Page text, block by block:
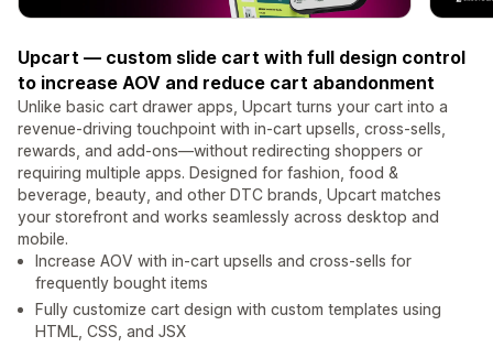
Upcart — custom slide cart with full design control
to increase AOV and reduce cart abandonment
Unlike basic cart drawer apps, Upcart turns your cart into a
revenue-driving touchpoint with in-cart upsells, cross-sells,
rewards, and add-ons—without redirecting shoppers or
requiring multiple apps. Designed for fashion, food &
beverage, beauty, and other DTC brands, Upcart matches
your storefront and works seamlessly across desktop and
mobile.
Increase AOV with in-cart upsells and cross-sells for
frequently bought items
Fully customize cart design with custom templates using
HTML, CSS, and JSX